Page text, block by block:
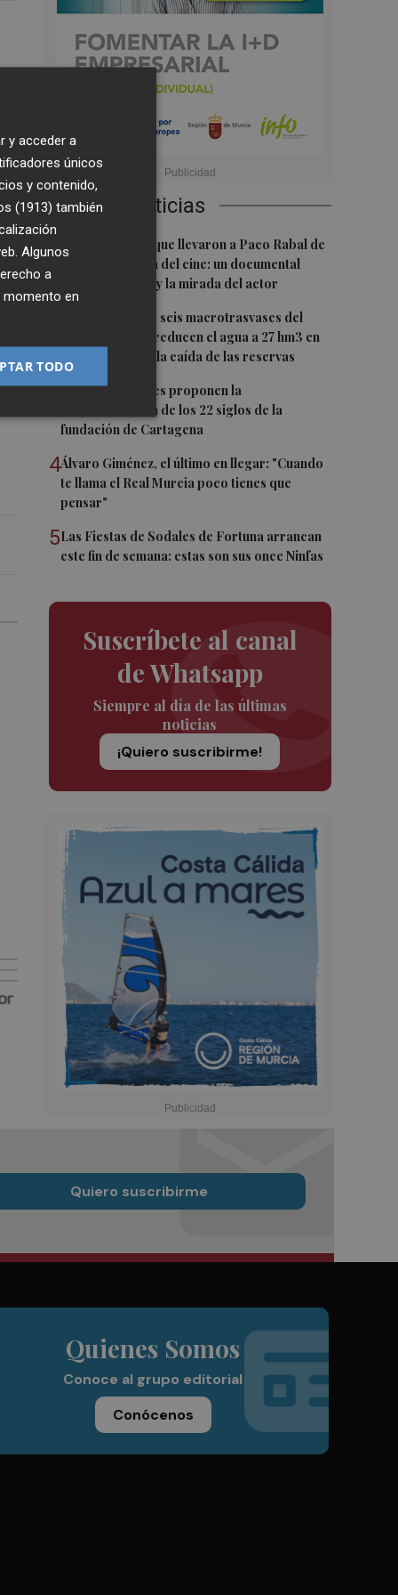
Últimas Noticias
1 Las '200 vidas' que llevaron a Paco Rabal de
Águilas a la cima del cine: un documental
recupera la voz y la mirada del actor
Fin a la racha de seis macrotrasvases del
Tajo al Segura: reducen el agua a 27 hm3 en
septiembre por la caída de las reservas
3Dos asociaciones proponen la
conmemoración de los 22 siglos de la
fundación de Cartagena
4Álvaro Giménez, el último en llegar: "Cuando
te llama el Real Murcia poco tienes que
pensar"
5Las Fiestas de Sodales de Fortuna arrancan
este fin de semana: estas son sus once Ninfas
Suscríbete al canal
de Whatsapp
Siempre al día de las últimas
noticias
¡Quiero suscribirme!
Quiero suscribirme
Quienes Somos
Conoce al grupo editorial
Conócenos
y acceder a
únicos
y contenido,
(1913) también
Algunos
a
momento en
TODO